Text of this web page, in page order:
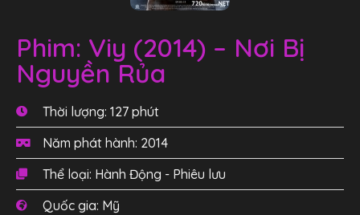
Phim: Viy (2014) – Nơi Bị
Nguyền Rủa
Thời lượng: 127 phút
Năm phát hành: 2014
Thể loại: Hành Động - Phiêu lưu
Quốc gia: Mỹ